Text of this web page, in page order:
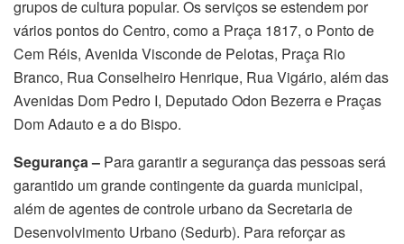
grupos de cultura popular. Os serviços se estendem por
vários pontos do Centro, como a Praça 1817, o Ponto de
Cem Réis, Avenida Visconde de Pelotas, Praça Rio
Branco, Rua Conselheiro Henrique, Rua Vigário, além das
Avenidas Dom Pedro I, Deputado Odon Bezerra e Praças
Dom Adauto e a do Bispo.
Segurança – Para garantir a segurança das pessoas será
garantido um grande contingente da guarda municipal,
além de agentes de controle urbano da Secretaria de
Desenvolvimento Urbano (Sedurb). Para reforçar as